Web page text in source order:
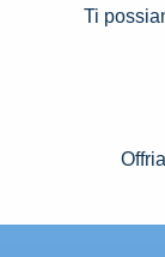
Ti